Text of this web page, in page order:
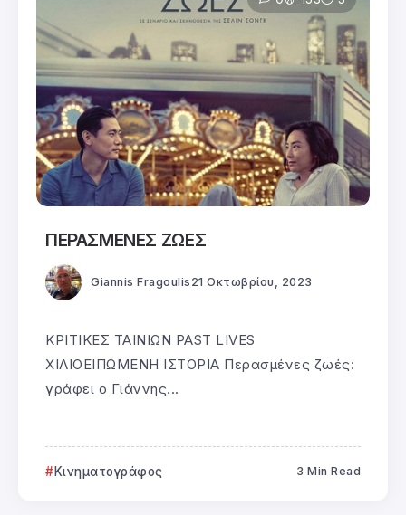
ΠΕΡΑΣΜΕΝΕΣ ΖΩΕΣ
Giannis Fragoulis 21 Οκτωβρίου, 2023
ΚΡΙΤΙΚΕΣ ΤΑΙΝΙΩΝ PAST LIVES
ΧΙΛΙΟΕΙΠΩΜΕΝΗ ΙΣΤΟΡΙΑ Περασμένες ζωές:
γράφει ο Γιάννης...
Κινηματογράφος 3 Min Read